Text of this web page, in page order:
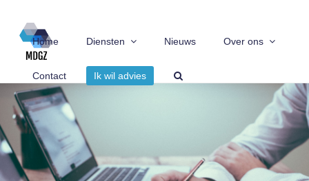
Home Diensten Nieuws Over ons
Contact Ik wil advies